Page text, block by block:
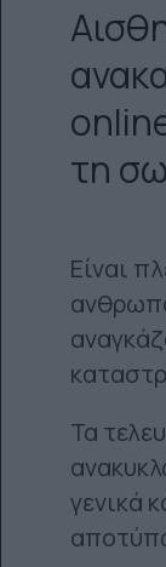
τη
Είναι
Τα
γενικά